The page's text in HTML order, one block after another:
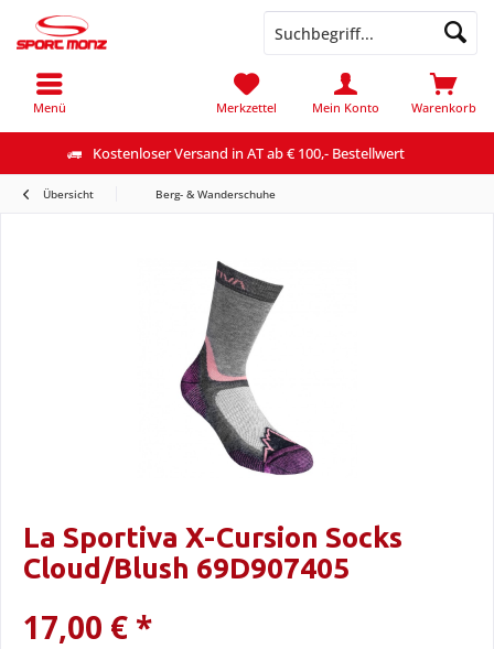
Kostenloser Versand in AT ab € 100,- Bestellwert
Menü Warenkorb
Merkzettel Mein Konto
Übersicht Berg- & Wanderschuhe
La Sportiva X-Cursion Socks
Cloud/Blush 69D907405
17,00 € *